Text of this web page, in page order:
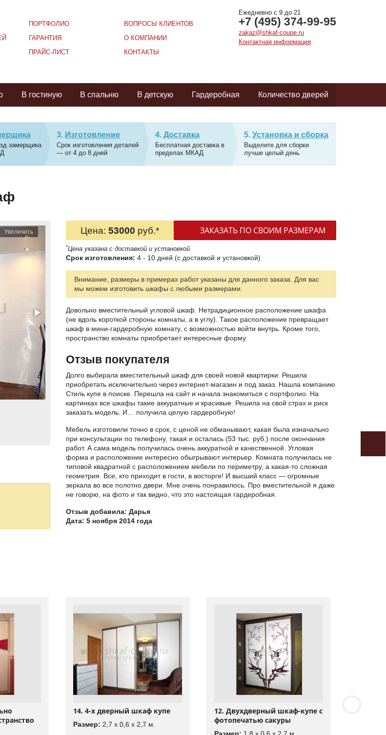
Ежедневно с 9 до 21
+7 (495) 374-99-95
zakaz@shkaf-coupe.ru
Контактная информация
ПОРТФОЛИО
ГАРАНТИЯ
ПРАЙС-ЛИСТ
ВОПРОСЫ КЛИЕНТОВ
О КОМПАНИИ
КОНТАКТЫ
В гостиную В спальню В детскую Гардеробная Количество дверей
замерщика
Изготовление
Срок изготовления деталей
— от 4 до 8 дней
Доставка
Бесплатная доставка в
пределах МКАД
Установка и сборка
Выделите для сборки
лучше целый день
Увеличить Цена: 53000 руб.* ЗАКАЗАТЬ ПО СВОИМ РАЗМЕРАМ
*Цена указана с доставкой и установкой
Срок изготовления: 4 - 10 дней (с доставкой и установкой)
Внимание, размеры в примерах работ указаны для данного заказа. Для вас
мы можем изготовить шкафы с любыми размерами.
Довольно вместительный угловой шкаф. Нетрадиционное расположение шкафа
(не вдоль короткой стороны комнаты, а в углу). Такое расположение превращает
шкаф в мини-гардеробную комнату, с возможностью войти внутрь. Кроме того,
пространство комнаты приобретает интересные форму.
Отзыв покупателя
Долго выбирала вместительный шкаф для своей новой квартирки. Решила
приобретать исключительно через интернет-магазин и под заказ. Нашла компанию
Стиль купе в поиске. Перешла на сайт и начала знакомиться с портфолио. На
картинках все шкафы такие аккуратные и красивые. Решила на свой страх и риск
заказать модель. И… получила целую гардеробную!
Мебель изготовили точно в срок, с ценой не обманывают, какая была изначально
при консультации по телефону, такая и осталась (53 тыс. руб.) после окончания
работ. А сама модель получилась очень аккуратной и качественной. Угловая
форма и расположение интересно обыгрывают интерьер. Комната получилась не
типовой квадратной с расположением мебели по периметру, а какая-то сложная
геометрия. Все, кто приходит в гости, в восторге! И высший класс — огромные
зеркала во все полотно двери. Мне очень понравилось. Про вместительной я даже
не говорю, на фото и так видно, что это настоящая гардеробная.
Отзыв добавила: Дарья
Дата: 5 ноября 2014 года
14. 4-х дверный шкаф купе
Размер: 2,7 x 0,6 x 2,7 м.
12. Двухдверный шкаф-купе с
фотопечатью сакуры
11.